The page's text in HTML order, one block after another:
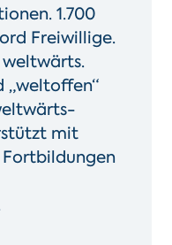
1.700
Freiwillige.
„weltoffen“
mit
Fortbildungen